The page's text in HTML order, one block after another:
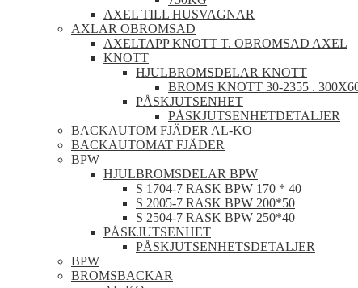
AXEL TILL HUSVAGNAR
AXLAR OBROMSAD
AXELTAPP KNOTT T. OBROMSAD AXEL
KNOTT
HJULBROMSDELAR KNOTT
BROMS KNOTT 30-2355 .
PÅSKJUTSENHET
PÅSKJUTSENHETDETALJER
BACKAUTOM FJÄDER AL-KO
BACKAUTOMAT FJÄDER
BPW
HJULBROMSDELAR BPW
S 1704-7 RASK BPW 170 * 40
S 2005-7 RASK BPW 200*50
S 2504-7 RASK BPW 250*40
PÅSKJUTSENHET
PÅSKJUTSENHETSDETALJER
BPW
BROMSBACKAR